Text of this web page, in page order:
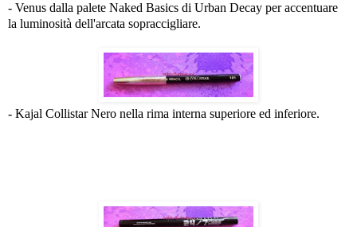
- Venus dalla palete Naked Basics di Urban Decay per accentuare
la luminosità dell'arcata sopraccigliare.
- Kajal Collistar Nero nella rima interna superiore ed inferiore.